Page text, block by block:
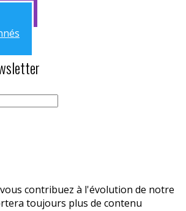
contribuez à l'évolution de notre
toujours plus de contenu